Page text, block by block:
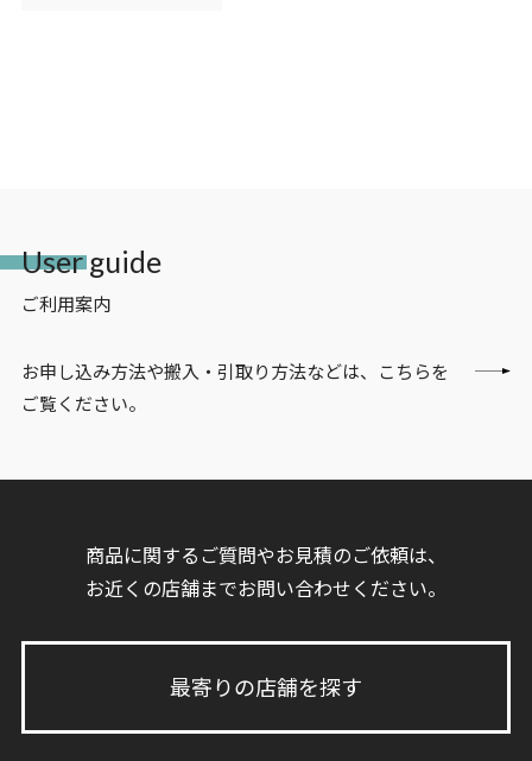
User guide
ご利用案内
お申し込み方法や搬入・引取り方法などは、こちらを
ご覧ください。
商品に関するご質問やお見積のご依頼は、
お近くの店舗までお問い合わせください。
最寄りの店舗を探す